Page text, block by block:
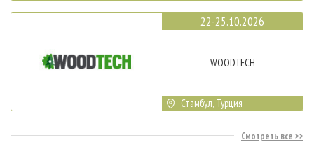
22-25.10.2026
WOODTECH
Стамбул, Турция
Смотреть все